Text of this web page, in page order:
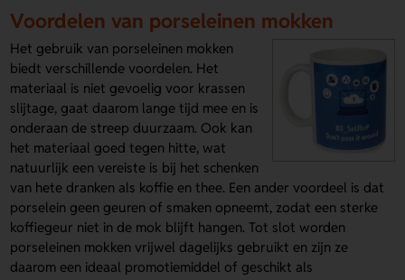
Voordelen van porseleinen mokken
Het gebruik van porseleinen mokken
biedt verschillende voordelen. Het
materiaal is niet gevoelig voor krassen
slijtage, gaat daarom lange tijd mee en is
onderaan de streep duurzaam. Ook kan
het materiaal goed tegen hitte, wat
natuurlijk een vereiste is bij het schenken
van hete dranken als koffie en thee. Een ander voordeel is dat
porselein geen geuren of smaken opneemt, zodat een sterke
koffiegeur niet in de mok blijft hangen. Tot slot worden
porseleinen mokken vrijwel dagelijks gebruikt en zijn ze
daarom een ideaal promotiemiddel of geschikt als